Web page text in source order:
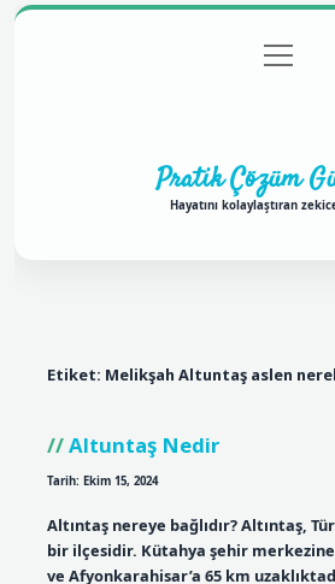
Gizlilik Politikası
menüyü
aç
Pratik Çözüm
Hayatını kolaylaştıran
Etiket: Melikşah Altuntaş aslen
Altuntaş Nedir
Tarih: Ekim 15, 2024
Altıntaş nereye bağlıdır? Altıntaş,
bir ilçesidir. Kütahya şehir merkezine
ve Afyonkarahisar’a 65 km